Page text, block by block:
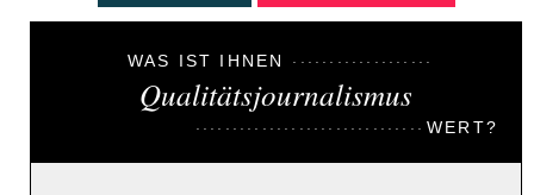
WAS IST IHNEN
Qualitätsjournalismus
WERT?